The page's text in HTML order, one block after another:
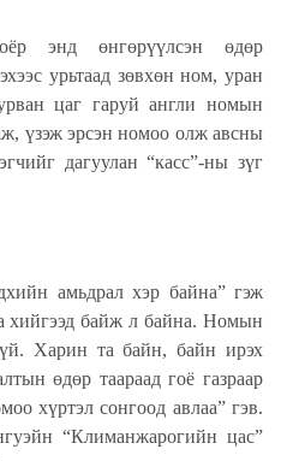
энд өнгөрүүлсэн өдөр
урьтаад зөвхөн ном, уран
цаг гаруй англи номын
үзэж эрсэн номоо олж авсны
дагуулан “касс”-ны зүг
амьдрал хэр байна” гэж
хийгээд байж л байна. Номын
Харин та байн, байн ирэх
өдөр таараад гоё газраар
хүртэл сонгоод авлаа” гэв.
“Климанжарогийн цас”